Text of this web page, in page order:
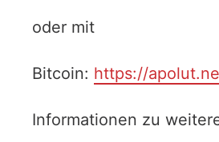
oder mit
Bitcoin: https://
Informationen zu